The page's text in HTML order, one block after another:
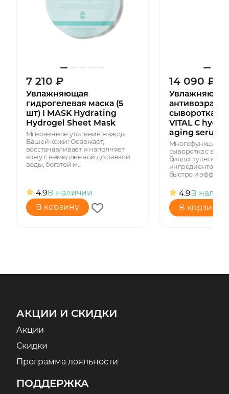
7 210 ₽
Увлажняющая
гидрогелевая маска (5
шт) I MASK Hydrating
Hydrogel Sheet Mask
Мгновенное утоление жажды
Вашей кожи! Освежает,
восстанавливает и наполняет
кожу с немедленной доставкой
воды, богатой м...
4.9В наличии
В корзину
14 090 ₽
сыворотка с
VITAL C
aging serum
сыворотка с
ингредиентов,
быстро и
4.9В
В корзину
АКЦИИ И СКИДКИ
Акции
Скидки
Программа лояльности
ПОДДЕРЖКА